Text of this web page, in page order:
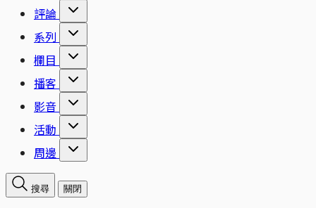
評論
系列
欄目
播客
影音
活動
周邊
搜尋 關閉